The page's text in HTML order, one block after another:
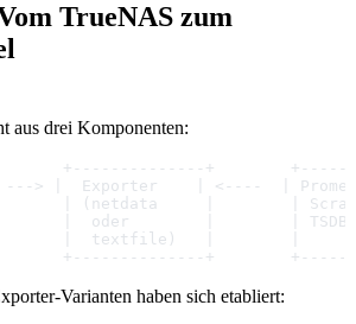
TrueNAS zum
aus drei Komponenten:
+--------------+
---> |  Exporter    | <----  |
| (netdata     |        |
|  oder        |        |
|  textfile)   |        |
+--------------+
Varianten haben sich etabliert: